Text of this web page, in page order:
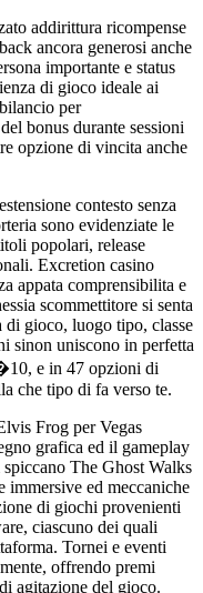
addirittura ricompense
ancora generosi anche
importante e status
di gioco ideale ai
per
bonus durante sessioni
opzione di vincita anche
contesto senza
sono evidenziate le
popolari, release
Excretion casino
appata comprensibilita e
scommettitore si senta
di gioco, luogo tipo, classe
sinon uniscono in perfetta
e in 47 opzioni di
che tipo di fa verso te.
Frog per Vegas
grafica ed il gameplay
The Ghost Walks
immersive ed meccaniche
di giochi provenienti
ciascuno dei quali
Tornei e eventi
offrendo premi
agitazione del gioco.